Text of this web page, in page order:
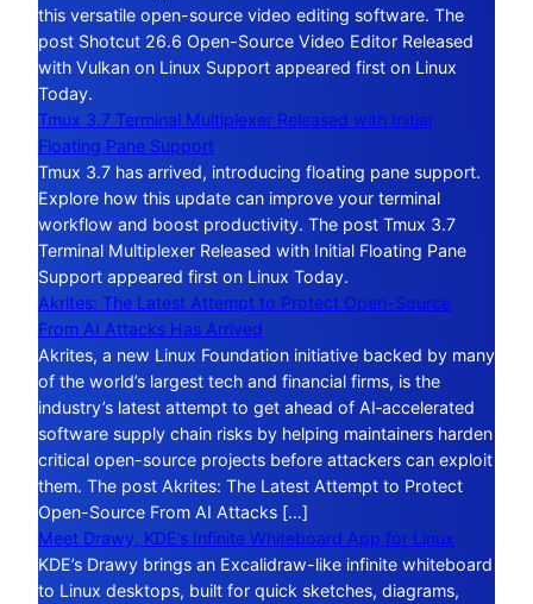
this versatile open-source video editing software. The
post Shotcut 26.6 Open-Source Video Editor Released
with Vulkan on Linux Support appeared first on Linux
Today.
Tmux 3.7 Terminal Multiplexer Released with Initial
Floating Pane Support
Tmux 3.7 has arrived, introducing floating pane support.
Explore how this update can improve your terminal
workflow and boost productivity. The post Tmux 3.7
Terminal Multiplexer Released with Initial Floating Pane
Support appeared first on Linux Today.
Akrites: The Latest Attempt to Protect Open-Source
From AI Attacks Has Arrived
Akrites, a new Linux Foundation initiative backed by many
of the world’s largest tech and financial firms, is the
industry’s latest attempt to get ahead of AI‑accelerated
software supply chain risks by helping maintainers harden
critical open-source projects before attackers can exploit
them. The post Akrites: The Latest Attempt to Protect
Open-Source From AI Attacks […]
Meet Drawy, KDE’s Infinite Whiteboard App for Linux
KDE’s Drawy brings an Excalidraw-like infinite whiteboard
to Linux desktops, built for quick sketches, diagrams,